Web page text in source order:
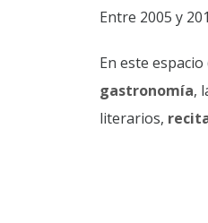
Entre 2005 y
En este
gastronomía,
literarios,